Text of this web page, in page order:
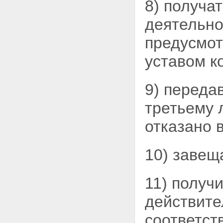
8)
уставом
9)
третьему
отказано
10)
11)